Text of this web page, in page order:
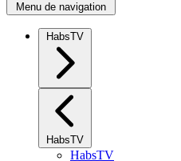
Menu de navigation
HabsTV
HabsTV
HabsTV